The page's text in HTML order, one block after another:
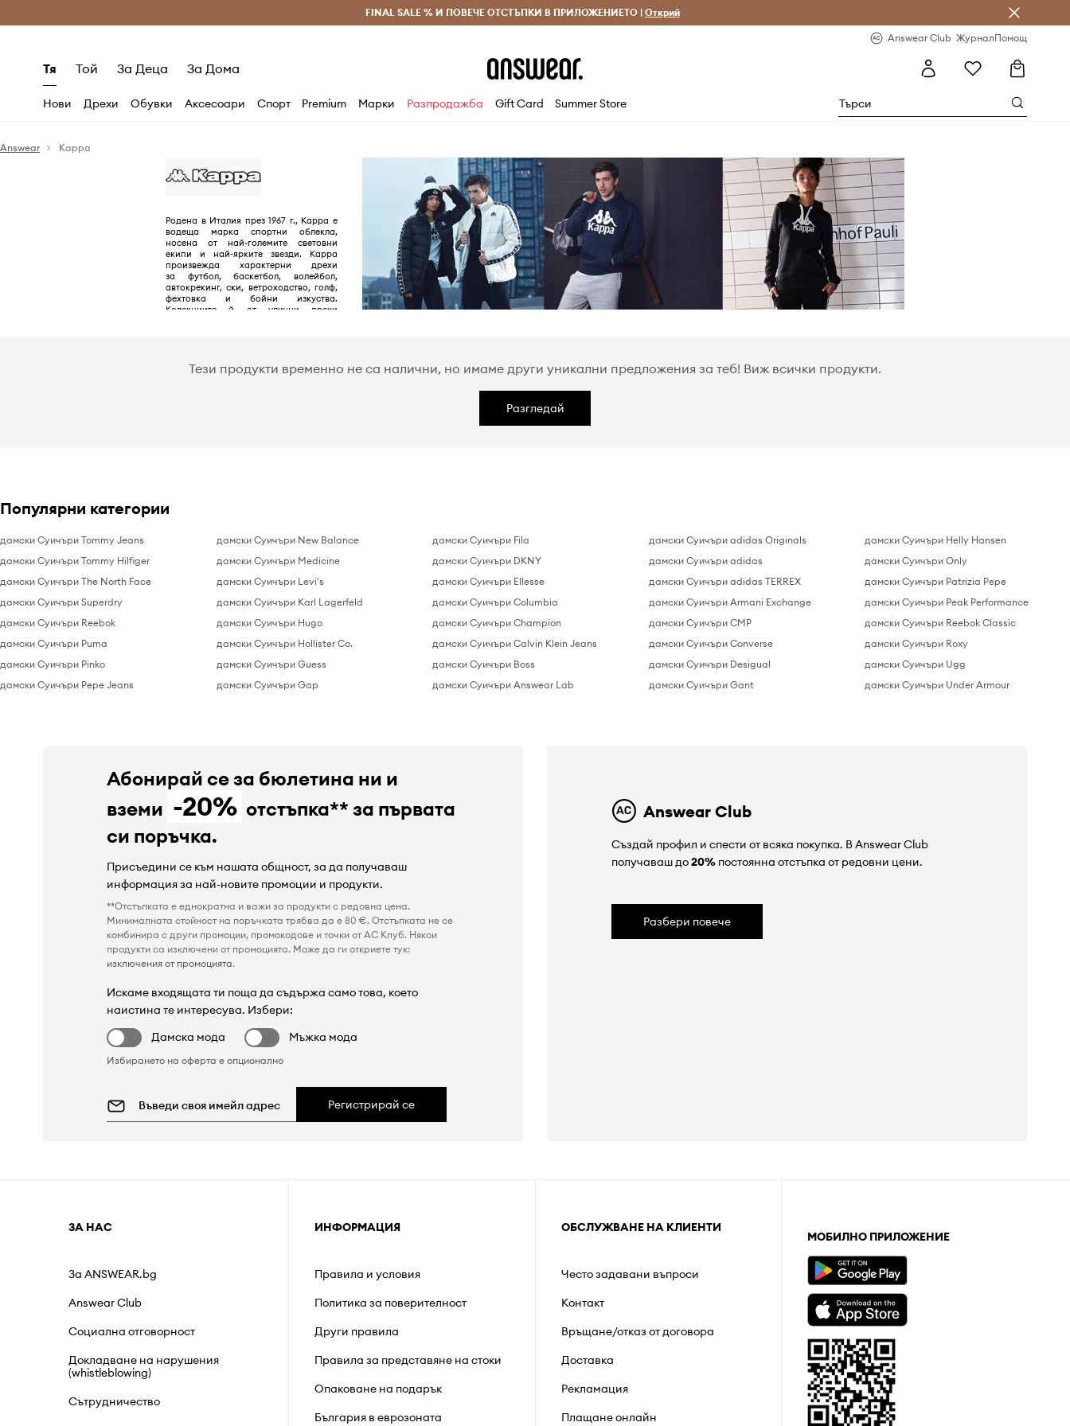
Безплатни доставка и връщане за поръчки над 70 EUR Доставка 1-5 дни
FINAL SALE % И ПОВЕЧЕ ОТСТЪПКИ В ПРИЛОЖЕНИЕТО | Открий
Answear Club ЖурналПомощ
Тя Той За Деца За Дома
Нови Дрехи Обувки Аксесоари Спорт Premium Марки Разпродажба Gift Card Summer Store
Answear Kappa
Родена в Италия през 1967 г., Kappa е
водеща марка спортни облекла,
носена от най-големите световни
екипи и най-ярките звезди. Kappa
произвежда характерни дрехи
за футбол, баскетбол, волейбол,
автокрекинг, ски, ветроходство, голф,
фехтовка и бойни изкуства.
Колекциите й от улични дрехи
Тези продукти временно не са налични, но имаме други уникални предложения за теб! Виж всички продукти.
Разгледай
Популярни категории
дамски Суичъри Tommy Jeans
дамски Суичъри Tommy Hilfiger
дамски Суичъри The North Face
дамски Суичъри Superdry
дамски Суичъри Reebok
дамски Суичъри Puma
дамски Суичъри Pinko
дамски Суичъри Pepe Jeans
дамски Суичъри New Balance
дамски Суичъри Medicine
дамски Суичъри Levi's
дамски Суичъри Karl Lagerfeld
дамски Суичъри Hugo
дамски Суичъри Hollister Co.
дамски Суичъри Guess
дамски Суичъри Gap
дамски Суичъри Fila
дамски Суичъри DKNY
дамски Суичъри Ellesse
дамски Суичъри Columbia
дамски Суичъри Champion
дамски Суичъри Calvin Klein Jeans
дамски Суичъри Boss
дамски Суичъри Answear Lab
дамски Суичъри adidas Originals
дамски Суичъри adidas
дамски Суичъри adidas TERREX
дамски Суичъри Armani Exchange
дамски Суичъри CMP
дамски Суичъри Converse
дамски Суичъри Desigual
дамски Суичъри Gant
дамски Суичъри Helly Hansen
дамски Суичъри Only
дамски Суичъри Patrizia Pepe
дамски Суичъри Peak Performance
дамски Суичъри Reebok Classic
дамски Суичъри Roxy
дамски Суичъри Ugg
дамски Суичъри Under Armour
Абонирай се за бюлетина ни и
вземи -20% отстъпка** за първата
си поръчка.
Присъедини се към нашата общност, за да получаваш
информация за най-новите промоции и продукти.
**Отстъпката е еднократна и важи за продукти с редовна цена.
Минималната стойност на поръчката трябва да е 80 €. Отстъпката не се
комбинира с други промоции, промокодове и точки от AC Клуб. Някои
продукти са изключени от промоцията. Може да ги откриете тук:
изключения от промоцията.
Искаме входящата ти поща да съдържа само това, което
наистина те интересува. Избери:
Дамска мода
Мъжка мода
Избирането на оферта е опционално
Регистрирай се
Answear Club
Създай профил и спести от всяка покупка. В Answear Club
получаваш до20%постоянна отстъпка от редовни цени.
Разбери повече
ЗА НАС
За ANSWEAR.bg
Answear Club
Социална отговорност
Докладване на нарушения
(whistleblowing)
Сътрудничество
ИНФОРМАЦИЯ
Правила и условия
Политика за поверителност
Други правила
Правила за представяне на стоки
Опаковане на подарък
България в еврозоната
ОБСЛУЖВАНЕ НА КЛИЕНТИ
Често задавани въпроси
Контакт
Връщане/отказ от договора
Доставка
Рекламация
Плащане онлайн
МОБИЛНО ПРИЛОЖЕНИЕ